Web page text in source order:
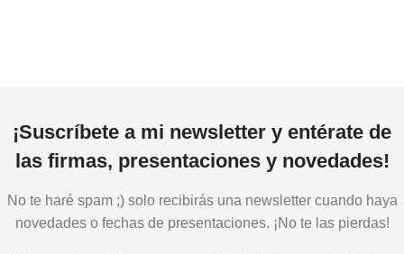
¡Suscríbete a mi newsletter y entérate de
las firmas, presentaciones y novedades!
No te haré spam ;) solo recibirás una newsletter cuando haya
novedades o fechas de presentaciones. ¡No te las pierdas!